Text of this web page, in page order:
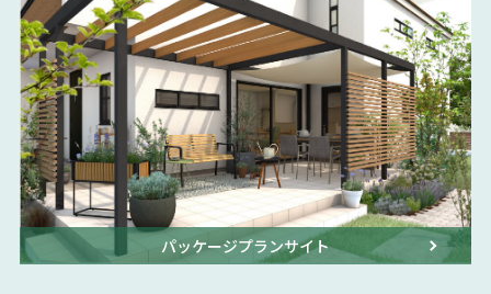
パッケージプランサイト